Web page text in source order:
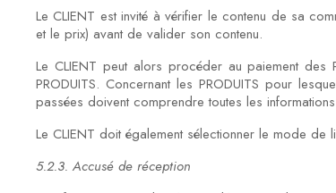
Le CLIENT est invité à vérifier le contenu de sa
et le prix) avant de valider son contenu.
Le CLIENT peut alors procéder au paiement des
PRODUITS. Concernant les PRODUITS pour
passées doivent comprendre toutes les
Le CLIENT doit également sélectionner le mode de
5.2.3. Accusé de réception